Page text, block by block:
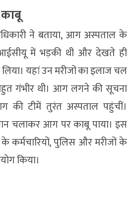
ने बताया, आग अस्पताल के
आईसीयू में भड़की थी और देखते ही
यहां उन मरीजों का इलाज चल
गंभीर थी। आग लगने की सूचना
की टीमें तुरंत अस्पताल पहुंचीं।
चलाकर आग पर काबू पाया। इस
कर्मचारियों, पुलिस और मरीजों के
किया।